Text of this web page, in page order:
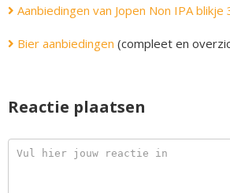
Aanbiedingen van Jopen Non IPA blikje
Bier aanbiedingen (compleet en
Reactie plaatsen